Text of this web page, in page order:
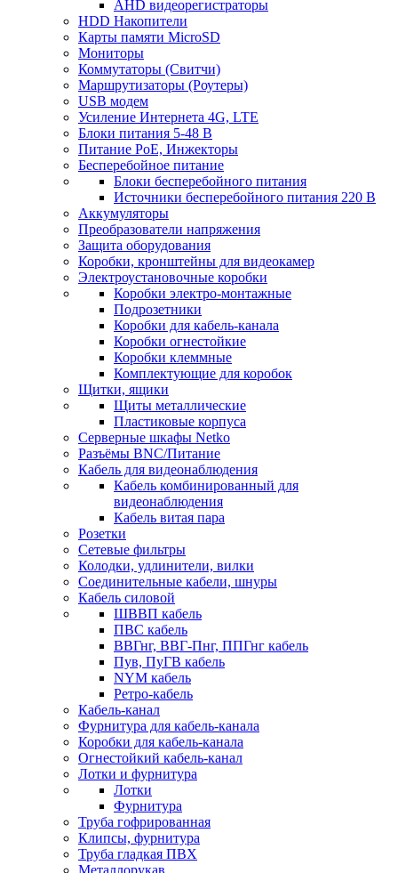
AHD видеорегистраторы
HDD Накопители
Карты памяти MicroSD
Мониторы
Коммутаторы (Свитчи)
Маршрутизаторы (Роутеры)
USB модем
Усиление Интернета 4G, LTE
Блоки питания 5-48 В
Питание PoE, Инжекторы
Бесперебойное питание
Блоки бесперебойного питания
Источники бесперебойного питания 220 В
Аккумуляторы
Преобразователи напряжения
Защита оборудования
Коробки, кронштейны для видеокамер
Электроустановочные коробки
Коробки электро-монтажные
Подрозетники
Коробки для кабель-канала
Коробки огнестойкие
Коробки клеммные
Комплектующие для коробок
Щитки, ящики
Щиты металлические
Пластиковые корпуса
Серверные шкафы Netko
Разъёмы BNC/Питание
Кабель для видеонаблюдения
Кабель комбинированный для
видеонаблюдения
Кабель витая пара
Розетки
Сетевые фильтры
Колодки, удлинители, вилки
Соединительные кабели, шнуры
Кабель силовой
ШВВП кабель
ПВС кабель
ВВГнг, ВВГ-Пнг, ППГнг кабель
Пув, ПуГВ кабель
NYM кабель
Ретро-кабель
Кабель-канал
Фурнитура для кабель-канала
Коробки для кабель-канала
Огнестойкий кабель-канал
Лотки и фурнитура
Лотки
Фурнитура
Труба гофрированная
Клипсы, фурнитура
Труба гладкая ПВХ